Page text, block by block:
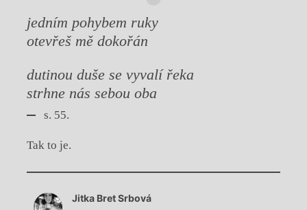
jedním pohybem ruky
otevřeš mě dokořán
dutinou duše se vyvalí řeka
strhne nás sebou oba
s. 55.
Tak to je.
Chviličku.
Načítá se.
Jitka Bret Srbová